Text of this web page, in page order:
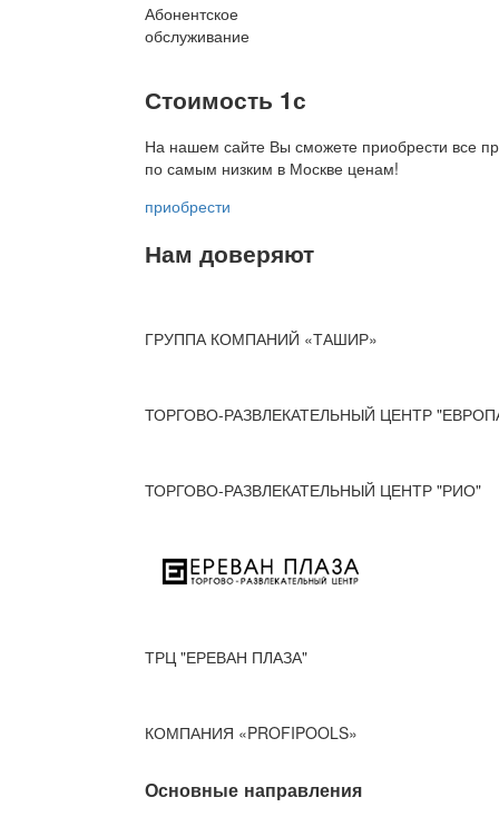
Абонентское
обслуживание
Стоимость 1с
На нашем сайте Вы сможете приобрести все
по самым низким в Москве ценам!
приобрести
Нам доверяют
ГРУППА КОМПАНИЙ «ТАШИР»
ТОРГОВО-РАЗВЛЕКАТЕЛЬНЫЙ ЦЕНТР
ТОРГОВО-РАЗВЛЕКАТЕЛЬНЫЙ ЦЕНТР "РИО"
ТРЦ "ЕРЕВАН ПЛАЗА"
КОМПАНИЯ «PROFIPOOLS»
Основные направления